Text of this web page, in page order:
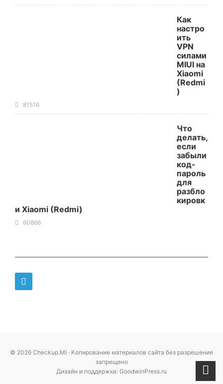
Как
настро
ить
VPN
силами
MIUI на
Xiaomi
(Redmi
)
81516
Что
делать,
если
забыли
код-
пароль
для
разбло
кировк
и Xiaomi (Redmi)
60866
© 2026 Checkup.MI · Копирование материалов сайта без разрешения
запрещено
Дизайн и поддержка: GoodwinPress.ru